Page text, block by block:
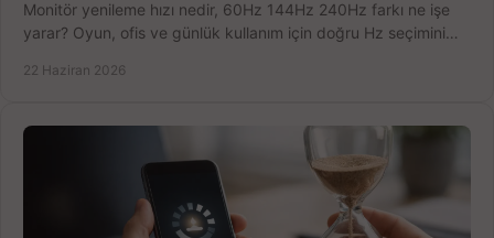
Monitör yenileme hızı nedir, 60Hz 144Hz 240Hz farkı ne işe
yarar? Oyun, ofis ve günlük kullanım için doğru Hz seçimini
22 Haziran 2026